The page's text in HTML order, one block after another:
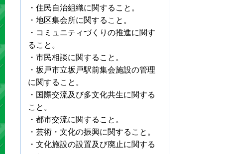
・住民自治組織に関すること。
・地区集会所に関すること。
・コミュニティづくりの推進に関す
ること。
・市民相談に関すること。
・坂戸市立坂戸駅前集会施設の管理
に関すること。
・国際交流及び多文化共生に関する
こと。
・都市交流に関すること。
・芸術・文化の振興に関すること。
・文化施設の設置及び廃止に関する